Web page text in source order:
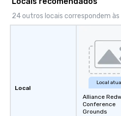
24 outros locais correspondem às
Local
Local atual
Alliance
Conference
Grounds